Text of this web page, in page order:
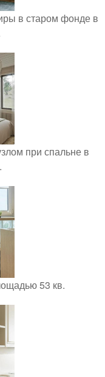
в старом фонде в
при спальне в
53 кв.